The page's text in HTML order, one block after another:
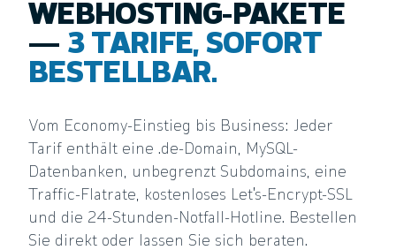
WEBHOSTING-PAKETE
— 3 TARIFE, SOFORT
BESTELLBAR.
Vom Economy-Einstieg bis Business: Jeder
Tarif enthält eine .de-Domain, MySQL-
Datenbanken, unbegrenzt Subdomains, eine
Traffic-Flatrate, kostenloses Let's-Encrypt-SSL
und die 24-Stunden-Notfall-Hotline. Bestellen
Sie direkt oder lassen Sie sich beraten.